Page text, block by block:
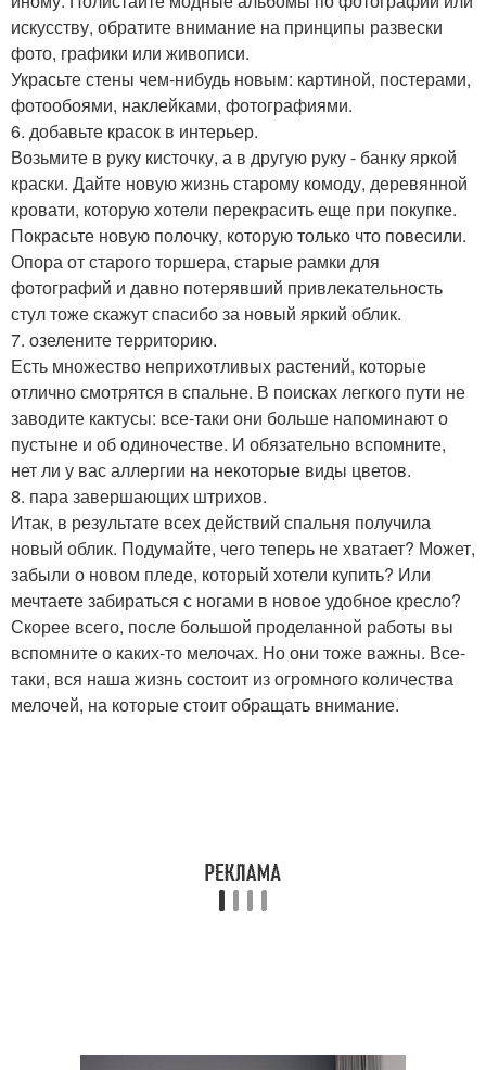
искусству, обратите внимание на принципы развески
фото, графики или живописи.
Украсьте стены чем-нибудь новым: картиной, постерами,
фотообоями, наклейками, фотографиями.
6. добавьте красок в интерьер.
Возьмите в руку кисточку, а в другую руку - банку яркой
краски. Дайте новую жизнь старому комоду, деревянной
кровати, которую хотели перекрасить еще при покупке.
Покрасьте новую полочку, которую только что повесили.
Опора от старого торшера, старые рамки для
фотографий и давно потерявший привлекательность
стул тоже скажут спасибо за новый яркий облик.
7. озелените территорию.
Есть множество неприхотливых растений, которые
отлично смотрятся в спальне. В поисках легкого пути не
заводите кактусы: все-таки они больше напоминают о
пустыне и об одиночестве. И обязательно вспомните,
нет ли у вас аллергии на некоторые виды цветов.
8. пара завершающих штрихов.
Итак, в результате всех действий спальня получила
новый облик. Подумайте, чего теперь не хватает? Может,
забыли о новом пледе, который хотели купить? Или
мечтаете забираться с ногами в новое удобное кресло?
Скорее всего, после большой проделанной работы вы
вспомните о каких-то мелочах. Но они тоже важны. Все-
таки, вся наша жизнь состоит из огромного количества
мелочей, на которые стоит обращать внимание.